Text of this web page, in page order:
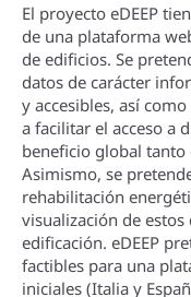
El proyecto eDEEP
de una plataforma
de edificios. Se
datos de carácter
y accesibles, así­
a facilitar el acceso a
beneficio global
Asimismo, se
rehabilitación
visualización de
edificación. eDEEP
factibles para una
iniciales (Italia y